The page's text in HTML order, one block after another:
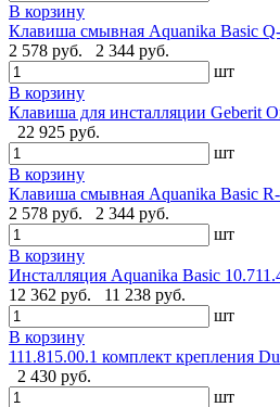
В корзину
Клавиша смывная Aquanika Basic
2 578 руб.
2 344 руб.
шт
В корзину
Клавиша для инсталляции Geberit
22 925 руб.
шт
В корзину
Клавиша смывная Aquanika Basic
2 578 руб.
2 344 руб.
шт
В корзину
Инсталляция Aquanika Basic
12 362 руб.
11 238 руб.
шт
В корзину
111.815.00.1 комплект крепления
2 430 руб.
шт